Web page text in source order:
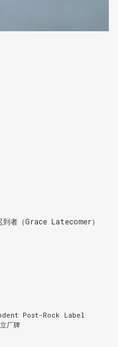
者（Grace Latecomer）
Post-Rock Label
厂牌